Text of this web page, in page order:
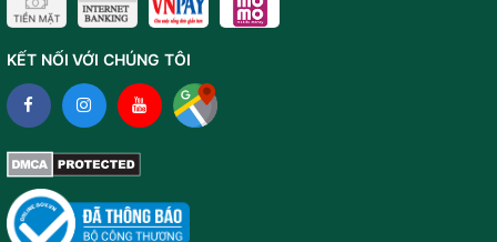
Nước hoa hương gỗ Santal Wood khiến người ta chỉ muốn đắm chìm
mãi (Ảnh: Parfumerie.vn)
Hương chính: Rượu Rum, Trầm hương, Gỗ đàn hương,
Hoắc hương, Hoa hồng đá
Với những tầng hương được chế tác một cách chỉn chu
nhất, thành phần chính là Gỗ Đàn Hương cùng với
hương Gỗ Đàn Hương và Hoắc hương được hòa
KẾT NỐI VỚI CHÚNG TÔI